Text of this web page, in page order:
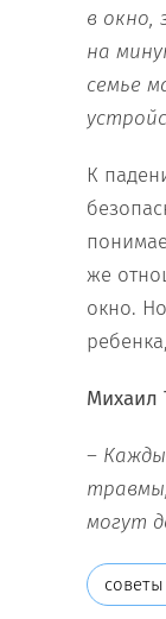
в окно,
на
семье
К
же
окно.
Михаил
– К
травмы,
могут